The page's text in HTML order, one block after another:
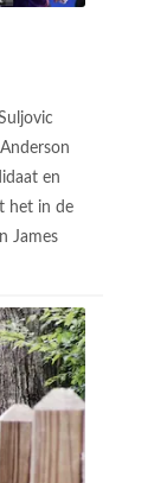
en
het in de
James